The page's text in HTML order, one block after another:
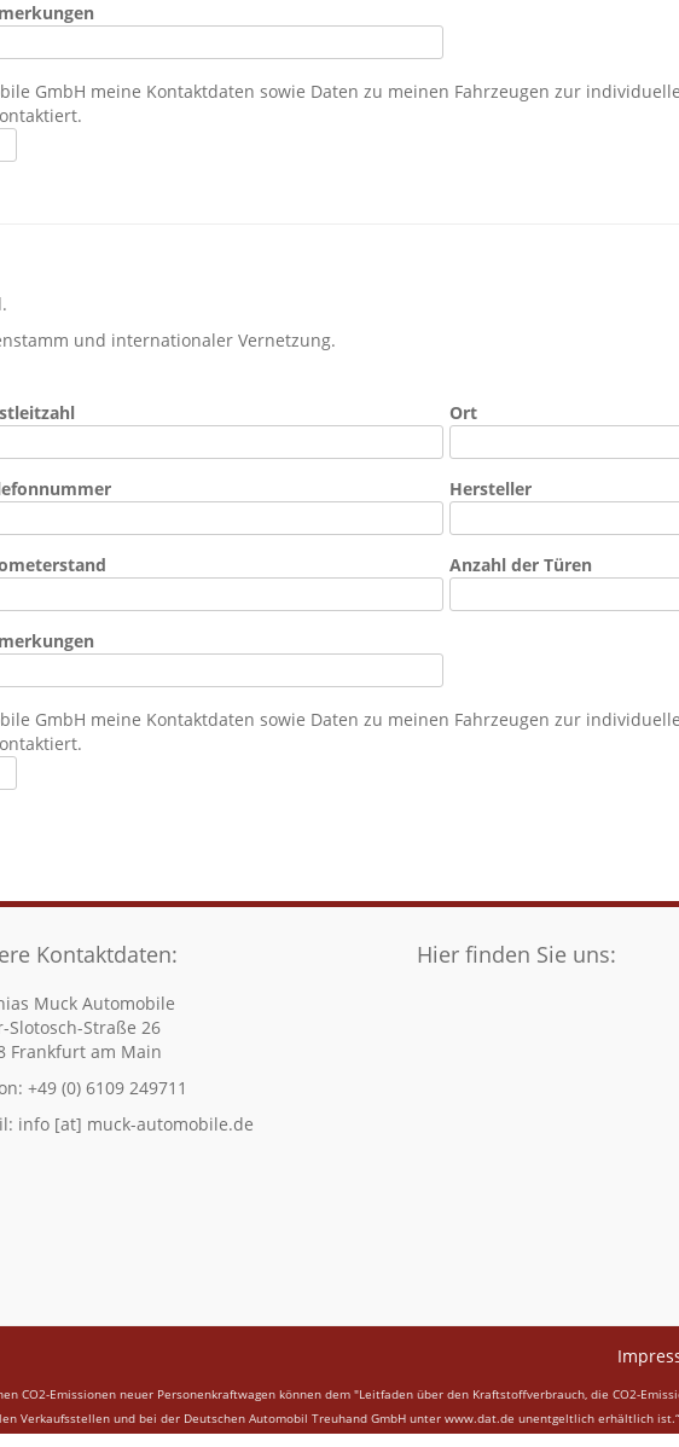
GmbH meine Kontaktdaten sowie Daten zu meinen Fahrzeugen zur
und internationaler Vernetzung.
Ort
Hersteller
Anzahl der Türen
GmbH meine Kontaktdaten sowie Daten zu meinen Fahrzeugen zur
Kontaktdaten:
Muck Automobile
Slotosch-Straße 26
Frankfurt am Main
+49 (0) 6109 249711
info [at] muck-automobile.de
Hier finden Sie uns:
Emissionen neuer Personenkraftwagen können dem "Leitfaden über den Kraftstoffverbrauch, die CO2-
Verkaufsstellen und bei der Deutschen Automobil Treuhand GmbH unter www.dat.de unentgeltlich erhältlich ist.“